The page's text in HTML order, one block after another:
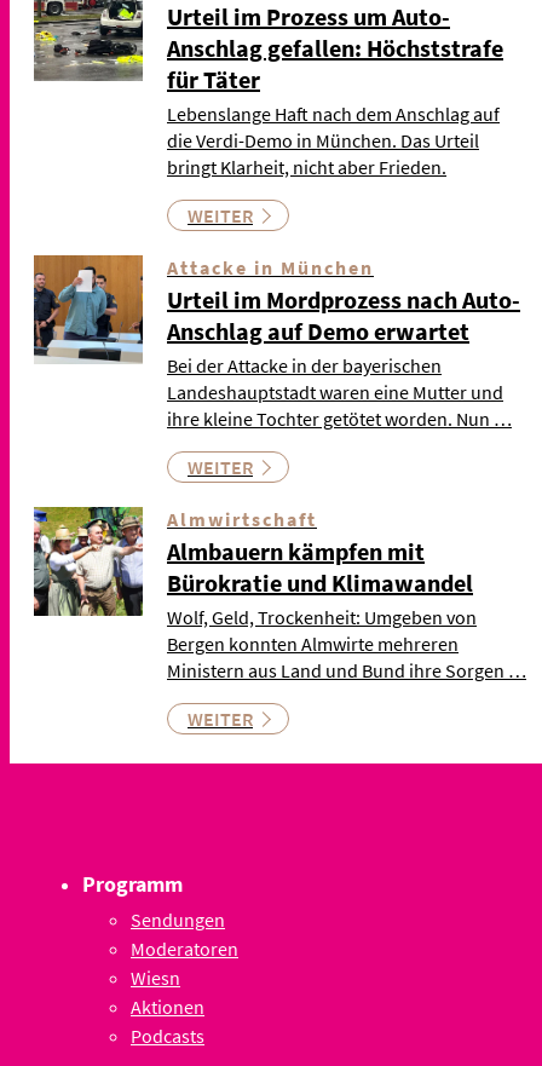
Urteil im Prozess um Auto-
Anschlag gefallen: Höchststrafe
für Täter
Lebenslange Haft nach dem Anschlag auf
die Verdi-Demo in München. Das Urteil
bringt Klarheit, nicht aber Frieden.
WEITER
Attacke in München
Urteil im Mordprozess nach Auto-
Anschlag auf Demo erwartet
Bei der Attacke in der bayerischen
Landeshauptstadt waren eine Mutter und
ihre kleine Tochter getötet worden. Nun …
WEITER
Almwirtschaft
Almbauern kämpfen mit
Bürokratie und Klimawandel
Wolf, Geld, Trockenheit: Umgeben von
Bergen konnten Almwirte mehreren
Ministern aus Land und Bund ihre Sorgen …
WEITER
Programm
Sendungen
Moderatoren
Wiesn
Aktionen
Podcasts